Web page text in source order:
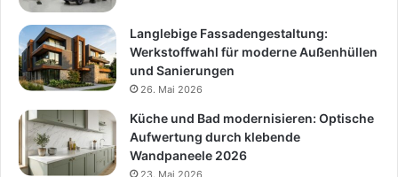
Langlebige Fassadengestaltung:
Werkstoffwahl für moderne Außenhüllen
und Sanierungen
26. Mai 2026
Küche und Bad modernisieren: Optische
Aufwertung durch klebende
Wandpaneele 2026